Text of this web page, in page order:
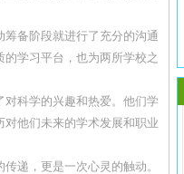
备阶段就进行了充分的沟通
学习平台，也为两所学校之
科学的兴趣和热爱。他们学
他们未来的学术发展和职业
递，更是一次心灵的触动。